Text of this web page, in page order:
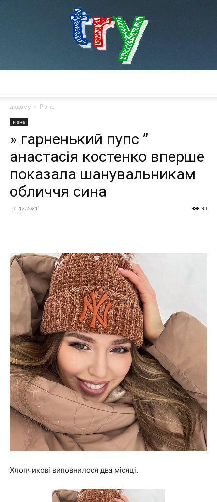
додому
Різне
Різне
» гарненький пупс ”
анастасія костенко вперше
показала шанувальникам
обличчя сина
31.12.2021 93
Хлопчикові виповнилося два місяці.